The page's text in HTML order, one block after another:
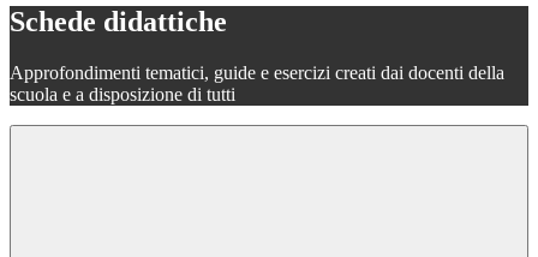
Schede didattiche
Approfondimenti tematici, guide e esercizi creati dai docenti della
scuola e a disposizione di tutti